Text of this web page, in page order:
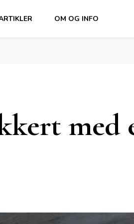
OM OG INFO
med